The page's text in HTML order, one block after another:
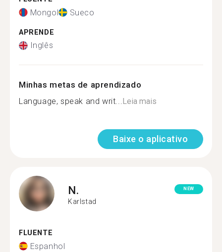
Mongol Sueco
APRENDE
Inglês
Minhas metas de aprendizado
Language, speak and writ...Leia mais
Baixe o aplicativo
N.
Karlstad
NEW
FLUENTE
Espanhol